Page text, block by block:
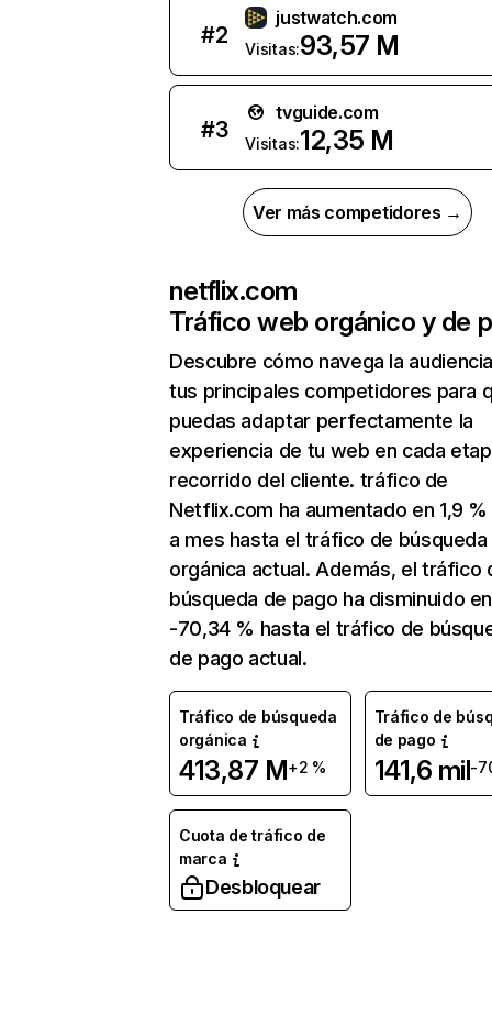
#2
justwatch.com
Visitas:93,57 M
#3
tvguide.com
Visitas:12,35 M
Ver más competidores →
netflix.com
Tráfico web orgánico y de
Descubre cómo navega la
tus principales competidores para
puedas adaptar perfectamente la
experiencia de tu web en cada
recorrido del cliente. tráfico de
Netflix.com ha aumentado en 1,9
a mes hasta el tráfico de búsqueda
orgánica actual. Además, el tráfico
búsqueda de pago ha disminuido en
-70,34 % hasta el tráfico de
de pago actual.
Tráfico de búsqueda
orgánica
413,87 M+2 %
Tráfico de
de pago
141,6 mil-
Cuota de tráfico de
marca
Desbloquear